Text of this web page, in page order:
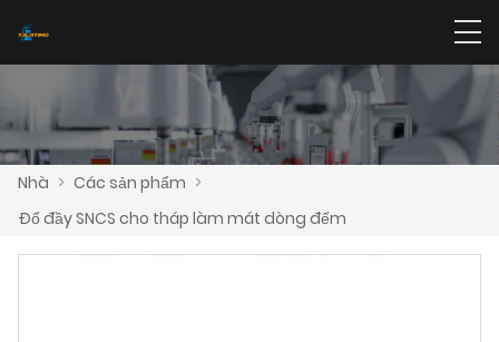
Nhà > Các sản phẩm >
Đổ đầy SNCS cho tháp làm mát dòng đếm